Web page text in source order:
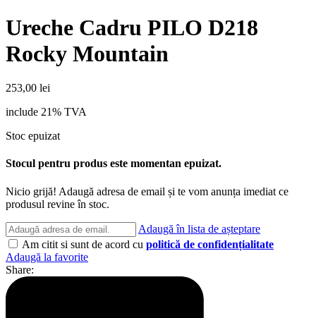
Ureche Cadru PILO D218
Rocky Mountain
253,00 lei
include 21% TVA
Stoc epuizat
Stocul pentru produs este momentan epuizat.
Nicio grijă! Adaugă adresa de email și te vom anunța imediat ce
produsul revine în stoc.
Adaugă în lista de așteptare
Am citit si sunt de acord cu politică de confidențialitate
Adaugă la favorite
Share: